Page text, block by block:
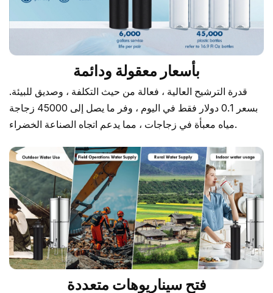
بأسعار معقولة ودائمة
قدرة الترشيح العالية ، فعالة من حيث التكلفة ، وصديق للبيئة.
بسعر 0.1 دولار فقط في اليوم ، وفر ما يصل إلى 45000 زجاجة
مياه معبأة في زجاجات ، مما يدعم اتجاه الصناعة الخضراء.
فتح سيناريوهات متعددة